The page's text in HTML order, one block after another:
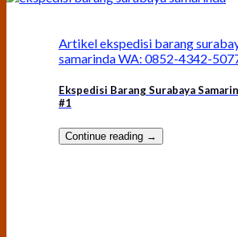
Artikel ekspedisi barang
samarinda WA: 0852-4342-
Ekspedisi Barang Surabaya
#1
Continue reading →